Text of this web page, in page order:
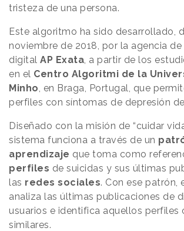
tristeza de una persona.
Este algoritmo ha sido desarrollado,
noviembre de 2018, por la agencia
digital AP Exata, a partir de los
en el Centro Algoritmi de la
Minho, en Braga, Portugal, que
perfiles con síntomas de depresión
Diseñado con la misión de “cuidar
sistema funciona a través de un
aprendizaje que toma como
perfiles de suicidas y sus últimas
las redes sociales. Con ese patrón,
analiza las últimas publicaciones de
usuarios e identifica aquellos perfiles
similares.